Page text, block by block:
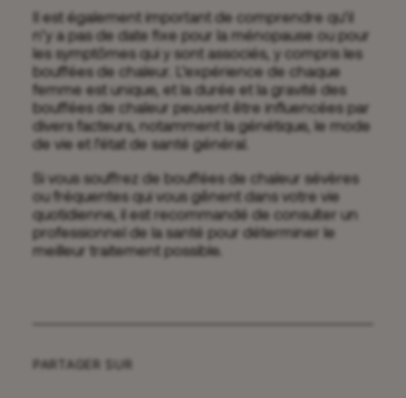
Il est également important de comprendre qu’il
n’y a pas de date fixe pour la ménopause ou pour
les symptômes qui y sont associés, y compris les
bouffées de chaleur. L’expérience de chaque
femme est unique, et la durée et la gravité des
bouffées de chaleur peuvent être influencées par
divers facteurs, notamment la génétique, le mode
de vie et l’état de santé général.
Si vous souffrez de bouffées de chaleur sévères
ou fréquentes qui vous gênent dans votre vie
quotidienne, il est recommandé de consulter un
professionnel de la santé pour déterminer le
meilleur traitement possible.
PARTAGER SUR